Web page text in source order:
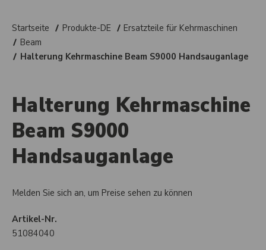
Startseite Produkte-DE
Ersatzteile für Kehrmaschinen
Beam
Halterung Kehrmaschine Beam S9000 Handsauganlage
Halterung Kehrmaschine
Beam S9000
Handsauganlage
Melden Sie sich an, um Preise sehen zu können
Artikel-Nr.
51084040